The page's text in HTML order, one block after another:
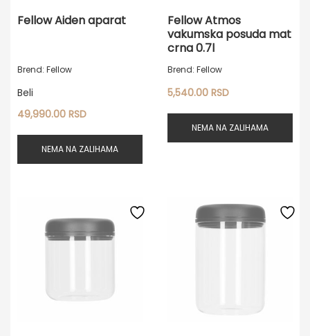
Fellow Aiden aparat
Brend: Fellow
Beli
49,990.00 RSD
NEMA NA ZALIHAMA
Fellow Atmos
vakumska posuda mat
crna 0.7l
Brend: Fellow
5,540.00RSD
NEMA NA ZALIHAMA